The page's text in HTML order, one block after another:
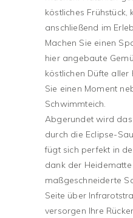
köstliches Frühstück,
anschließend im
Machen Sie einen
hier angebaute
köstlichen Düfte
Sie einen Moment
Schwimmteich.
Abgerundet wird
durch die Eclipse-
fügt sich perfekt in
dank der
maßgeschneiderte
Seite über
versorgen Ihre